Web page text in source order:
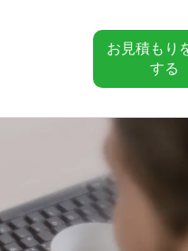
お見積もり
する